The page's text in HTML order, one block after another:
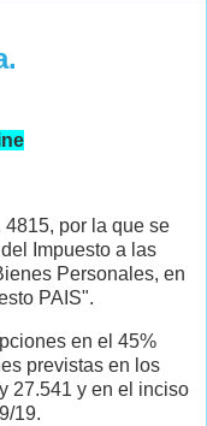
4815, por la que se
Impuesto a las
Personales, en
PAIS".
en el 45%
previstas en los
27.541 y en el inciso
19.